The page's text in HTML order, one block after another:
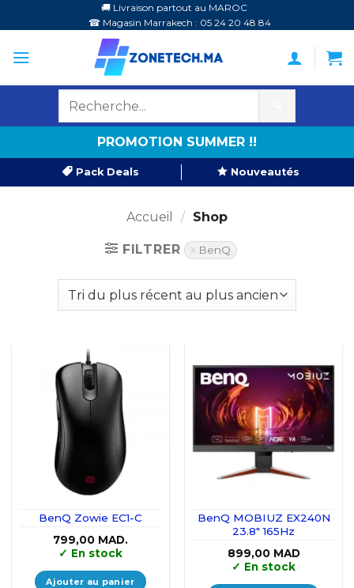
au
contenu
🚚 Livraison partout au MAROC
☎ Magasin Marrakech : 05 24 20 48 84
PROMOTION SUMMER !!
Pack Deals Nouveautés
Accueil / Shop
FILTRER BenQ
BenQ Zowie EC1-C
799,00 MAD.
✓ En stock
Ajouter au panier
BenQ MOBIUZ EX240N
23.8″ 165Hz
899,00 MAD
✓ En stock